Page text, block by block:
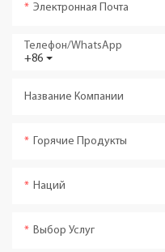
Электронная Почта
+86
Телефон/WhatsApp
Название Компании
Горячие Продукты
Наций
Выбор Услуг